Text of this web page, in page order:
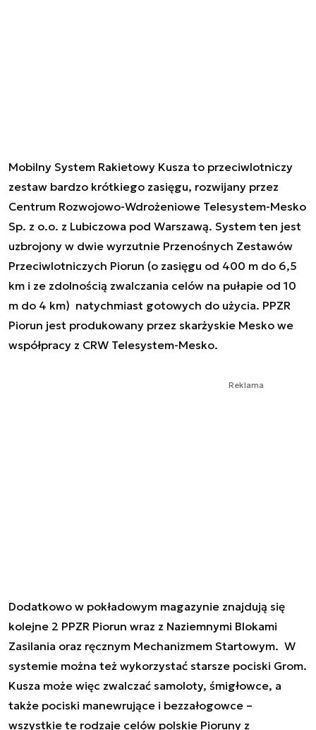
Mobilny System Rakietowy Kusza to przeciwlotniczy
zestaw bardzo krótkiego zasięgu, rozwijany przez
Centrum Rozwojowo-Wdrożeniowe Telesystem-Mesko
Sp. z o.o. z Lubiczowa pod Warszawą. System ten jest
uzbrojony w dwie wyrzutnie Przenośnych Zestawów
Przeciwlotniczych Piorun (o zasięgu od 400 m do 6,5
km i ze zdolnością zwalczania celów na pułapie od 10
m do 4 km) natychmiast gotowych do użycia. PPZR
Piorun jest produkowany przez skarżyskie Mesko we
współpracy z CRW Telesystem-Mesko.
Reklama
Dodatkowo w pokładowym magazynie znajdują się
kolejne 2 PPZR Piorun wraz z Naziemnymi Blokami
Zasilania oraz ręcznym Mechanizmem Startowym. W
systemie można też wykorzystać starsze pociski Grom.
Kusza może więc zwalczać samoloty, śmigłowce, a
także pociski manewrujące i bezzałogowce –
wszystkie te rodzaje celów polskie Pioruny z